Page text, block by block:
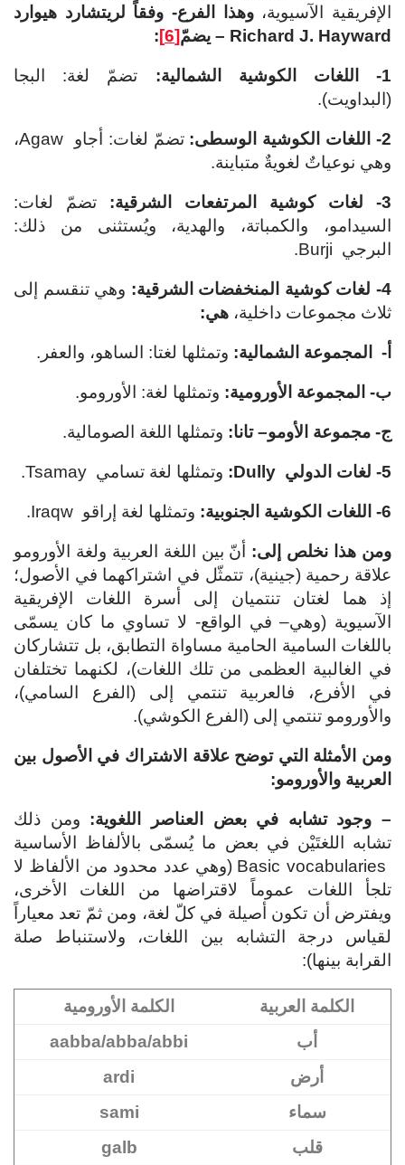
الإفريقية الآسيوية،وهذا الفرع- وفقاً لريتشارد هيوارد
Richard J. Hayward – يضمّ[6]
:
1- اللغات الكوشية الشمالية:
تضمّ لغة: البجا
(البداويت).
2- اللغات الكوشية الوسطى:
تضمّ لغات: أجاو Agaw،
وهي نوعياتٌ لغويةٌ متباينة.
3- لغات كوشية المرتفعات الشرقية:
تضمّ لغات:
السيدامو، والكمباتة، والهدية، ويُستثنى من ذلك:
البرجي Burji.
4- لغات كوشية المنخفضات الشرقية:
وهي تنقسم إلى
ثلاث مجموعات داخلية، هي:
أ- المجموعة الشمالية: وتمثلها لغتا: الساهو، والعفر.
ب- المجموعة الأورومية: وتمثلها لغة: الأورومو.
ج- مجموعة الأومو– تانا: وتمثلها اللغة الصومالية.
5- لغات الدولي : وتمثلها لغة تسامي Tsamay.
6- اللغات الكوشية الجنوبية: وتمثلها لغة إراقو Iraqw.
ومن هذا نخلص إلى: أنّ بين اللغة العربية ولغة الأورومو
علاقة رحمية (جينية)، تتمثّل في اشتراكهما في الأصول؛
إذ هما لغتان تنتميان إلى أسرة اللغات الإفريقية
الآسيوية (وهي– في الواقع- لا تساوي ما كان يسمّى
باللغات السامية الحامية مساواة التطابق، بل تتشاركان
في الغالبية العظمى من تلك اللغات)، لكنهما تختلفان
في الأفرع، فالعربية تنتمي إلى (الفرع السامي)،
والأورومو تنتمي إلى (الفرع الكوشي).
ومن الأمثلة التي توضح علاقة الاشتراك في الأصول بين
العربية والأورومو:
– وجود تشابه في بعض العناصر اللغوية: ومن ذلك
تشابه اللغتَيْن في بعض ما يُسمّى بالألفاظ الأساسية
Basic vocabularies (وهي عدد محدود من الألفاظ لا
تلجأ اللغات عموماً لاقتراضها من اللغات الأخرى،
ويفترض أن تكون أصيلة في كلّ لغة، ومن ثمّ تعد معياراً
لقياس درجة التشابه بين اللغات، ولاستنباط صلة
القرابة بينها):
الكلمة العربية
الكلمة الأورومية
أب
aabba/abba/abbi
أرض
ardi
سماء
sami
قلب
galb